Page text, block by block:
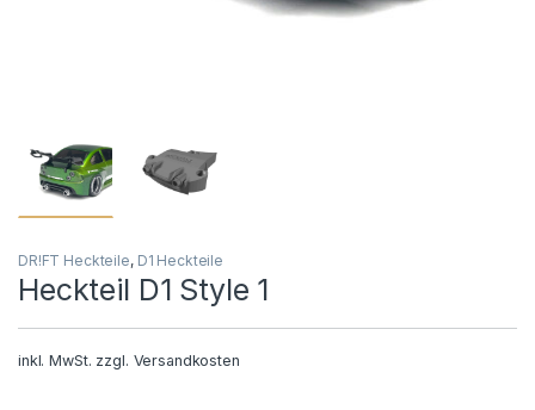
DR!FT Heckteile, D1 Heckteile
Heckteil D1 Style 1
inkl. MwSt. zzgl. Versandkosten